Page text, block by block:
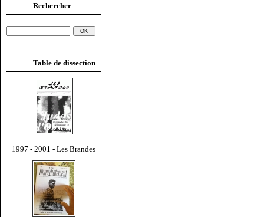
Rechercher
Table de dissection
1997 - 2001 - Les Brandes